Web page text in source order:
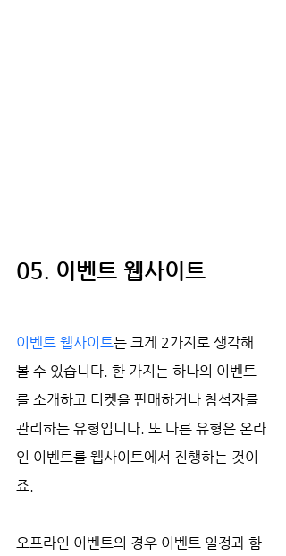
05. 이벤트 웹사이트
이벤트 웹사이트는 크게 2가지로 생각해
볼 수 있습니다. 한 가지는 하나의 이벤트
를 소개하고 티켓을 판매하거나 참석자를
관리하는 유형입니다. 또 다른 유형은 온라
인 이벤트를 웹사이트에서 진행하는 것이
죠.
오프라인 이벤트의 경우 이벤트 일정과 함